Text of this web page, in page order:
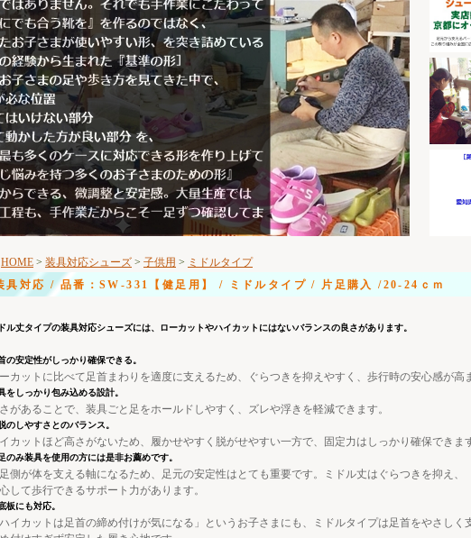
HOME > 装具対応シューズ > 子供用 > ミドルタイプ
具対応 / 品番：SW-331【健足用】 / ミドルタイプ / 片足購入 /20-24ｃｍ
ル丈タイプの装具対応シューズには、ローカットやハイカットにはないバランスの良さがあります。
の安定性がしっかり確保できる。
カットに比べて足首まわりを適度に支えるため、ぐらつきを抑えやすく、歩行時の安心感が高
をしっかり包み込める設計。
があることで、装具ごと足をホールドしやすく、ズレや浮きを軽減できます。
のしやすさとのバランス。
カットほど高さがないため、履かせやすく脱がせやすい一方で、固定力はしっかり確保できま
のみ装具を使用の方には是非お薦めです。
側が体を支える軸になるため、足元の安定性はとても重要です。ミドル丈はぐらつきを抑え、
して歩行できるサポート力があります。
板にも対応。
イカットは足首の締め付けが気になる」というお子さまにも、ミドルタイプは足首をやさしく